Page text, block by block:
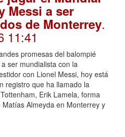
Messi a ser
de Monterrey.
11:41
promesas del balompié
ser mundialista con la
con Lionel Messi, hoy está
registro que ha llamado la
Erik Lamela, forma
Almeyda en Monterrey y